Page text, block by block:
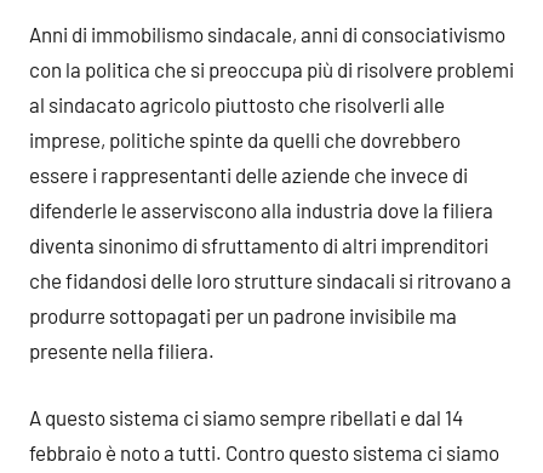
Anni di immobilismo sindacale, anni di consociativismo
con la politica che si preoccupa più di risolvere problemi
al sindacato agricolo piuttosto che risolverli alle
imprese, politiche spinte da quelli che dovrebbero
essere i rappresentanti delle aziende che invece di
difenderle le asserviscono alla industria dove la filiera
diventa sinonimo di sfruttamento di altri imprenditori
che fidandosi delle loro strutture sindacali si ritrovano a
produrre sottopagati per un padrone invisibile ma
presente nella filiera.
A questo sistema ci siamo sempre ribellati e dal 14
febbraio è noto a tutti. Contro questo sistema ci siamo